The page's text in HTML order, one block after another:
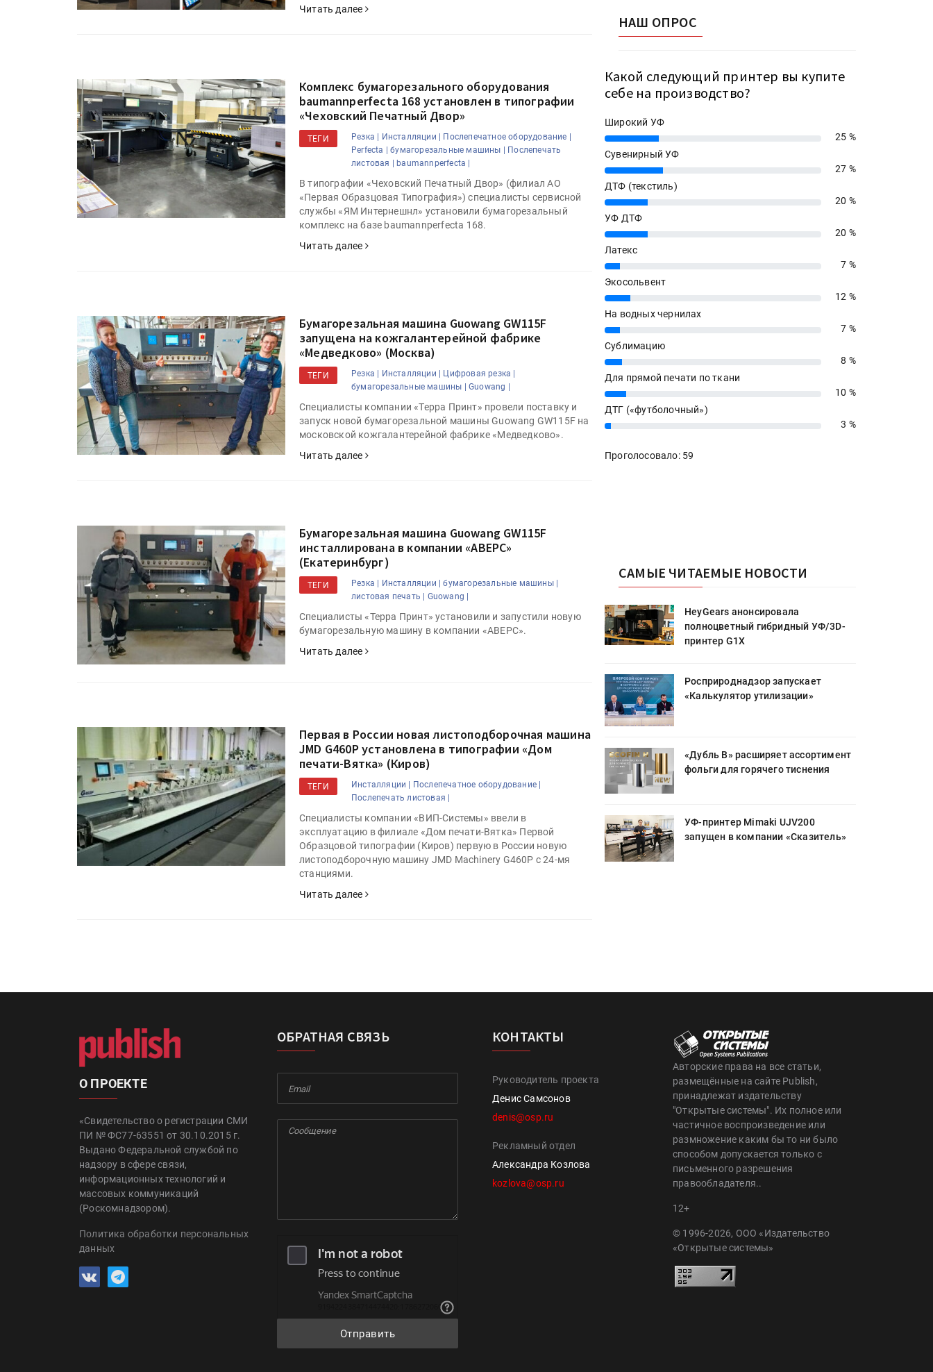
Читать далее
Комплекс бумагорезального оборудования
baumannperfecta 168 установлен в типографии
«Чеховский Печатный Двор»
ТЕГИ Резка | Инсталляции |
Послепечатное оборудование |
Perfecta |
бумагорезальные машины |
Послепечать
листовая |
baumannperfecta |
В типографии «Чеховский Печатный Двор» (филиал АО
«Первая Образцовая Типография») специалисты сервисной
службы «ЯМ Интернешнл» установили бумагорезальный
комплекс на базе baumannperfecta 168.
Читать далее
Бумагорезальная машина Guowang GW115F
запущена на кожгалантерейной фабрике
«Медведково» (Москва)
ТЕГИ Резка | Инсталляции |
Цифровая резка |
бумагорезальные машины |
Guowang |
Специалисты компании «Терра Принт» провели поставку и
запуск новой бумагорезальной машины Guowang GW115F на
московской кожгалантерейной фабрике «Медведково».
Читать далее
Бумагорезальная машина Guowang GW115F
инсталлирована в компании «АВЕРС»
(Екатеринбург)
ТЕГИ Резка | Инсталляции |
бумагорезальные машины |
листовая печать |
Guowang |
Специалисты «Терра Принт» установили и запустили новую
бумагорезальную машину в компании «АВЕРС».
Читать далее
Первая в России новая листоподборочная машина
JMD G460P установлена в типографии «Дом
печати-Вятка» (Киров)
ТЕГИ Инсталляции |
Послепечатное оборудование |
Послепечать листовая |
Специалисты компании «ВИП-Системы» ввели в
эксплуатацию в филиале «Дом печати-Вятка» Первой
Образцовой типографии (Киров) первую в России новую
листоподборочную машину JMD Machinery G460P с 24-мя
станциями.
Читать далее
НАШ ОПРОС
Какой следующий принтер вы купите
себе на производство?
Широкий УФ
25%
25 %
Сувенирный УФ
27%
27 %
ДТФ (текстиль)
20%
20 %
УФ ДТФ
20%
20 %
Латекс
7%
7 %
Экосольвент
12%
12 %
На водных чернилах
7%
7 %
Сублимацию
8%
8 %
Для прямой печати по ткани
10%
10 %
ДТГ («футболочный»)
3% 3 %
Проголосовало: 59
САМЫЕ ЧИТАЕМЫЕ НОВОСТИ
HeyGears анонсировала
полноцветный гибридный УФ/3D-
принтер G1X
«Дубль В» расширяет ассортимент
фольги для горячего тиснения
УФ-принтер Mimaki UJV200
запущен в компании «Сказитель»
полноцветный гибридный УФ/3D-
«Дубль В» расширяет ассортимент
УФ-принтер Mimaki UJV200
запущен в компании «Сказитель»
HeyGears анонсировала
полноцветный гибридный УФ/3D-
принтер G1X
Росприроднадзор запускает
«Калькулятор утилизации»
«Дубль В» расширяет ассортимент
фольги для горячего тиснения
УФ-принтер Mimaki UJV200
запущен в компании «Сказитель»
О ПРОЕКТЕ
«Свидетельство о регистрации СМИ
ПИ № ФС77-63551 от 30.10.2015 г.
Выдано Федеральной службой по
надзору в сфере связи,
информационных технологий и
массовых коммуникаций
(Роскомнадзором).
Политика обработки персональных
данных
ОБРАТНАЯ СВЯЗЬ
Отправить
КОНТАКТЫ
Руководитель проекта
Денис Самсонов
denis@osp.ru
Рекламный отдел
Александра Козлова
kozlova@osp.ru
Авторские права на все статьи,
размещённые на сайте Publish,
принадлежат издательству
"Открытые системы". Их полное или
частичное воспроизведение или
размножение каким бы то ни было
способом допускается только с
письменного разрешения
правообладателя..
12+
© 1996-2026, ООО «Издательство
«Открытые системы»